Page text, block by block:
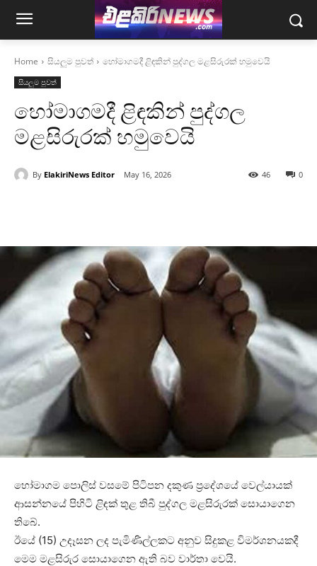
Home සියලුම පුවත් හෝමාගමදී ළිඳකින් පුද්ගල මළසිරුරක් හමුවෙයි
සියලුම පුවත්
හෝමාගමදී ළිඳකින් පුද්ගල
මළසිරුරක් හමුවෙයි
By ElakiriNews Editor May 16, 2026 0
46
හෝමාගම පොලිස් වසමේ පිටිපන දකුණ ප්‍රදේශයේ වෙල්යායක්
ආසන්නයේ පිහිටි ළිඳක් තුළ තිබී පුද්ගල මළසිරුරක් සොයාගෙන
තිබේ.
ඊයේ (15) උදෑසන ලද පැමිණිල්ලකට අනුව සිදුකළ විමර්ශනයකදී
මෙම මළසිරුර සොයාගෙන ඇති බව වාර්තා වෙයි.